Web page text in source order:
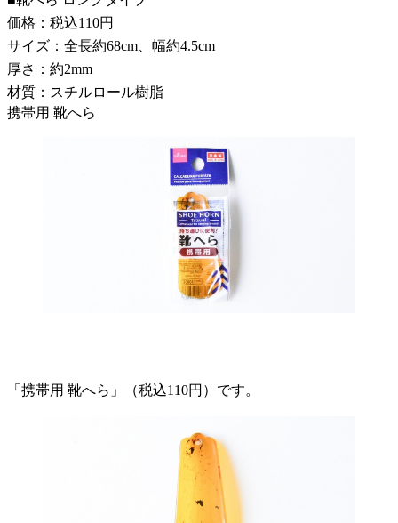
価格：税込110円
サイズ：全長約68cm、幅約4.5cm
厚さ：約2mm
材質：スチルロール樹脂
携帯用 靴へら
「携帯用 靴へら」（税込110円）です。